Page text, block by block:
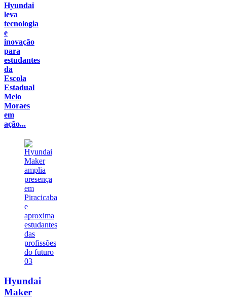
Hyundai
leva
tecnologia
e
inovação
para
estudantes
da
Escola
Estadual
Melo
Moraes
em
ação...
03
Hyundai
Maker